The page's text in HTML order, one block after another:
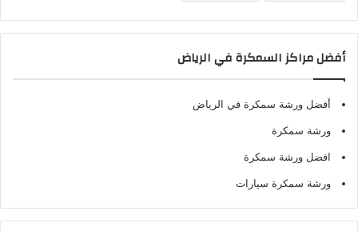
أفضل مراكز السمكرة في الرياض
أفضل ورشة سمكرة في الرياض
ورشة سمكرة
افضل ورشة سمكرة
ورشة سمكرة سيارات